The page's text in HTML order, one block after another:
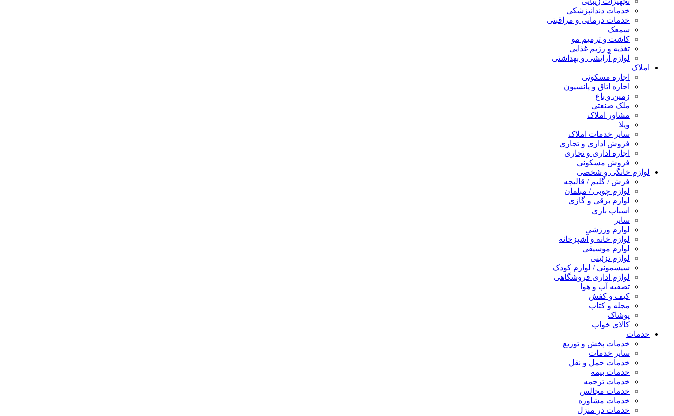
خدمات دندانپزشکی
خدمات درمانی و مراقبتی
سمعک
کاشت و ترمیم مو
تغذیه و رژیم غذایی
لوازم آرایشی و بهداشتی
املاک
اجاره مسکونی
اجاره اتاق و پانسیون
زمین و باغ
ملک صنعتی
مشاور املاک
ویلا
سایر خدمات املاک
فروش اداری و تجاری
اجاره اداری و تجاری
فروش مسکونی
لوازم خانگی و شخصی
فرش / گلیم / قالیچه
لوازم چوبی / مبلمان
لوازم برقی و گازی
اسباب بازی
سایر
لوازم ورزشی
لوازم خانه و آشپزخانه
لوازم موسیقی
لوازم تزئینی
سیسمونی / لوازم کودک
لوازم اداری فروشگاهی
تصفیه آب و هوا
کیف و کفش
مجله و کتاب
پوشاک
کالای خواب
خدمات
خدمات پخش و توزیع
سایر خدمات
خدمات حمل و نقل
خدمات بیمه
خدمات ترجمه
خدمات مجالس
خدمات مشاوره
خدمات در منزل